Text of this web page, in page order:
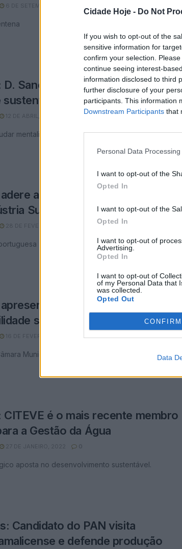
Cidade Hoje - Do Not
If you wish to opt-out of the
sensitive information for
confirm your selection.
continue seeing interest-
information disclosed to third
further disclosure of your
participants. This information
Downstream Participants that
Personal Data
I want to opt-out of the
Opted In
I want to opt-out of the
Opted In
I want to opt-out of
Advertising.
Opted In
I want to opt-out of
of my Personal Data that
was collected.
Opted Out
CONFIRM
Data
6 DE SETEMBRO, 2022
D. Sancho I promove mobilidade
12 DE ABRIL, 2022
mentalidades
a Rede Europeia de Cidades
Sustentável
28 DE FEVEREIRO, 2022
Índice de
superior à média nacional
16 DE FEVEREIRO, 2022 0
Municipal fala em instrumento de trabalho
CITEVE é o mais recente membro
a Gestão da Água
27 DE JANEIRO, 2022 0
aposta no desenvolvimento sustentável.
Candidato do PAN visita
e defende produção